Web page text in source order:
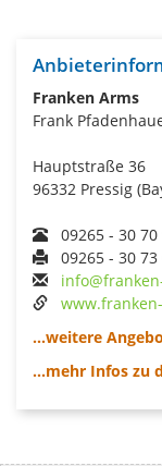
Franken Arms
Frank
Hauptstraße 36
96332 Pressig
09265 - 30 70
09265 - 30 73
...weitere
...mehr Infos zu